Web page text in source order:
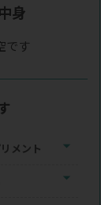
身
です
メント